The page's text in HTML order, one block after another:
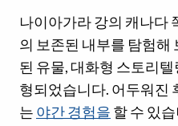
나이아가라 강의 캐나다
의 보존된 내부를 탐험해
된 유물, 대화형 스토리
형되었습니다. 어두워진
는 야간 경험을 할 수 있